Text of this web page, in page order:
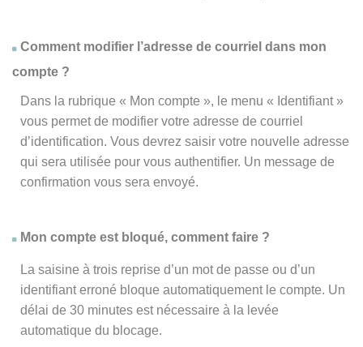
Comment modifier l’adresse de courriel dans mon
compte ?
Dans la rubrique « Mon compte », le menu « Identifiant »
vous permet de modifier votre adresse de courriel
d’identification. Vous devrez saisir votre nouvelle adresse
qui sera utilisée pour vous authentifier. Un message de
confirmation vous sera envoyé.
Mon compte est bloqué, comment faire ?
La saisine à trois reprise d’un mot de passe ou d’un
identifiant erroné bloque automatiquement le compte. Un
délai de 30 minutes est nécessaire à la levée
automatique du blocage.